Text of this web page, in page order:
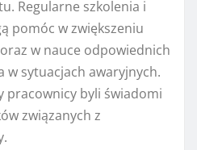
Regularne szkolenia i
pomóc w zwiększeniu
w nauce odpowiednich
sytuacjach awaryjnych.
pracownicy byli świadomi
związanych z